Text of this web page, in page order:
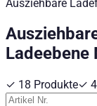
Ausziehbare
Ladeebene
✓ 18 Produkte✓ 4